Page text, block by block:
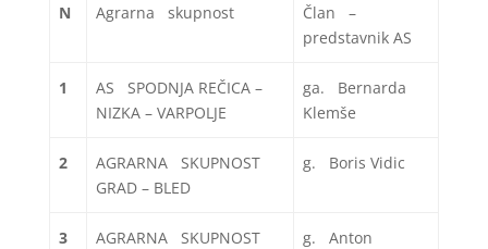
N Agrarna skupnost
Član –
predstavnik AS
1
AS SPODNJA REČICA –
NIZKA – VARPOLJE
ga. Bernarda
Klemše
2
AGRARNA SKUPNOST
GRAD – BLED
g. Boris Vidic
3
AGRARNA SKUPNOST
g. Anton